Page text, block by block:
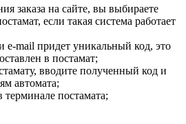
заказа на сайте, вы выбираете
если такая система работает
e-mail придет уникальный код, это
в постамат;
вводите полученный код и
автомата;
терминале постамата;